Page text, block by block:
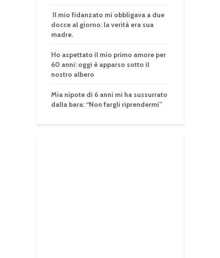
Il mio fidanzato mi obbligava a due
docce al giorno: la verità era sua
madre.
Ho aspettato il mio primo amore per
60 anni: oggi è apparso sotto il
nostro albero
Mia nipote di 6 anni mi ha sussurrato
dalla bara: “Non fargli riprendermi”